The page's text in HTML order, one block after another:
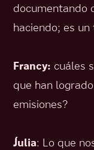
documentando
haciendo; es
Francy: cuáles
que han
emisiones?
Julia: Lo que